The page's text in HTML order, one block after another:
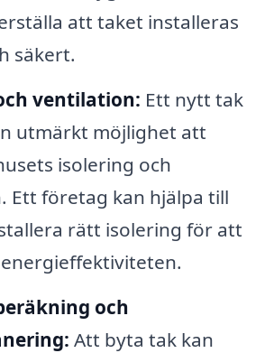
att taket installeras
säkert.
ventilation: Ett nytt tak
utmärkt möjlighet att
isolering och
Ett företag kan hjälpa till
rätt isolering för att
och
Att byta tak kan